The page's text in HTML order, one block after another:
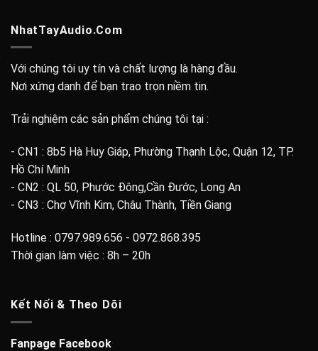
NhatTayAudio.Com
Với chúng tôi uy tín và chất lượng là hàng đầu.
Nơi xứng danh để bạn trao trọn niềm tin.
Trải nghiệm các sản phẩm chúng tôi tại :
- CN1 : 8b5 Hà Huy Giáp, Phường Thạnh Lộc, Quận 12, TP.
Hồ Chí Minh
- CN2 : QL 50, Phước Đông,Cần Đước, Long An
- CN3 : Chợ Vĩnh Kim, Châu Thành, Tiền Giang
Hotline : 0797.989.656 - 0972.868.395
Thời gian làm việc : 8h – 20h
Kết Nối & Theo Dõi
Fanpage Facebook